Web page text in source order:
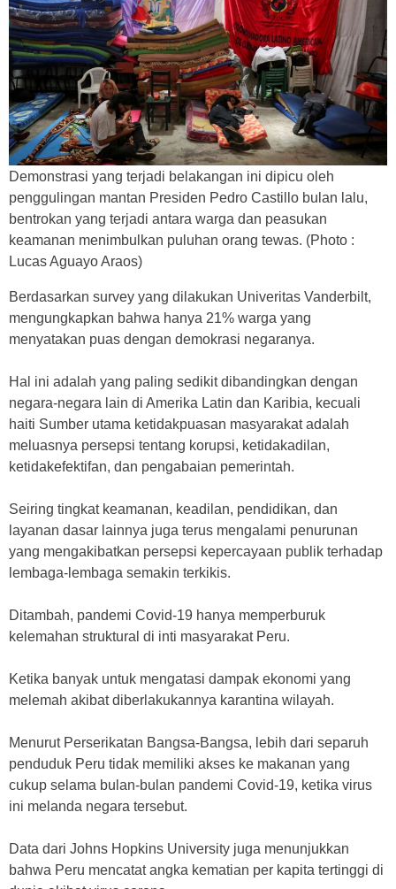
Demonstrasi yang terjadi belakangan ini dipicu oleh
penggulingan mantan Presiden Pedro Castillo bulan lalu,
bentrokan yang terjadi antara warga dan peasukan
keamanan menimbulkan puluhan orang tewas. (Photo :
Lucas Aguayo Araos)
Berdasarkan survey yang dilakukan Univeritas Vanderbilt,
mengungkapkan bahwa hanya 21% warga yang
menyatakan puas dengan demokrasi negaranya.
Hal ini adalah yang paling sedikit dibandingkan dengan
negara-negara lain di Amerika Latin dan Karibia, kecuali
haiti Sumber utama ketidakpuasan masyarakat adalah
meluasnya persepsi tentang korupsi, ketidakadilan,
ketidakefektifan, dan pengabaian pemerintah.
Seiring tingkat keamanan, keadilan, pendidikan, dan
layanan dasar lainnya juga terus mengalami penurunan
yang mengakibatkan persepsi kepercayaan publik terhadap
lembaga-lembaga semakin terkikis.
Ditambah, pandemi Covid-19 hanya memperburuk
kelemahan struktural di inti masyarakat Peru.
Ketika banyak untuk mengatasi dampak ekonomi yang
melemah akibat diberlakukannya karantina wilayah.
Menurut Perserikatan Bangsa-Bangsa, lebih dari separuh
penduduk Peru tidak memiliki akses ke makanan yang
cukup selama bulan-bulan pandemi Covid-19, ketika virus
ini melanda negara tersebut.
Data dari Johns Hopkins University juga menunjukkan
bahwa Peru mencatat angka kematian per kapita tertinggi di